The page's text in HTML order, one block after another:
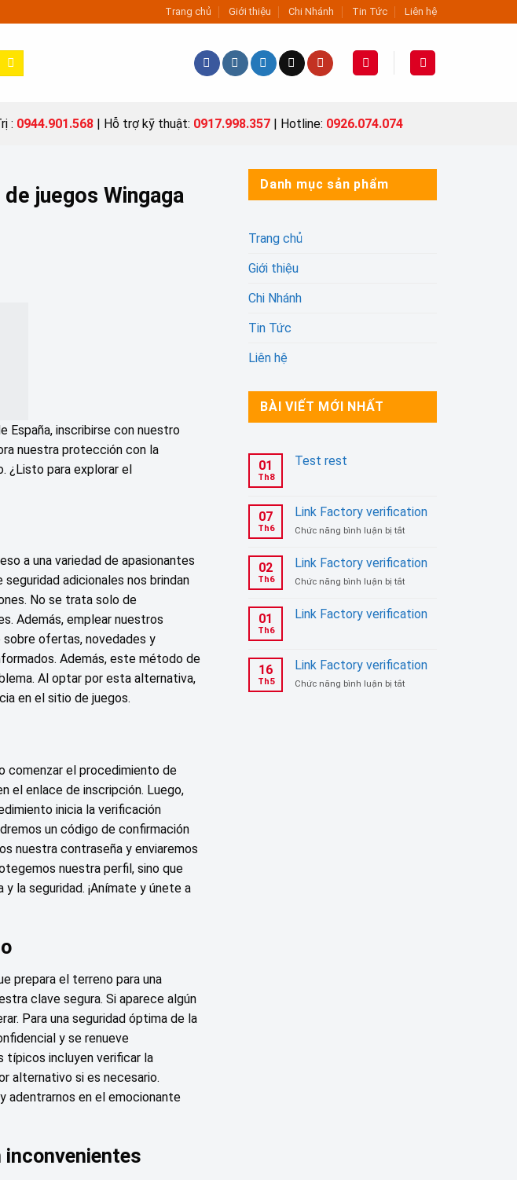
Trang chủ Giới thiệu Chi Nhánh Tin Tức Liên hệ
: 0944.901.568 | Hỗ trợ kỹ thuật: 0917.998.357 | Hotline: 0926.074.074
juegos Wingaga
España, inscribirse con nuestro
nuestra protección con la
¿Listo para explorar el
a una variedad de apasionantes
adicionales nos brindan
No se trata solo de
Además, emplear nuestros
ofertas, novedades y
Además, este método de
Al optar por esta alternativa,
en el sitio de juegos.
comenzar el procedimiento de
el enlace de inscripción. Luego,
inicia la verificación
un código de confirmación
nuestra contraseña y enviaremos
nuestra perfil, sino que
la seguridad. ¡Anímate y únete a
prepara el terreno para una
clave segura. Si aparece algún
Para una seguridad óptima de la
y se renueve
típicos incluyen verificar la
alternativo si es necesario.
adentrarnos en el emocionante
inconvenientes
Danh mục sản phẩm
Trang chủ
Giới thiệu
Chi Nhánh
Tin Tức
Liên hệ
BÀI VIẾT MỚI NHẤT
01
Th8
Test rest
07
Th6
Link Factory verification
Chức năng bình luận bị tắtở
Factory
verification
02
Th6
Link Factory verification
Chức năng bình luận bị tắtở
Factory
verification
01
Th6
Link Factory verification
16
Th5
Link Factory verification
Chức năng bình luận bị tắtở